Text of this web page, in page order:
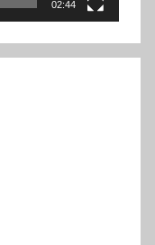
02:44